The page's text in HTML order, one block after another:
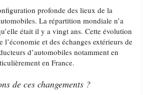
profonde des lieux de la
La répartition mondiale n’a
était il y a vingt ans. Cette évolution
l’économie et des échanges extérieurs de
d’automobiles notamment en
en France.
de ces changements ?